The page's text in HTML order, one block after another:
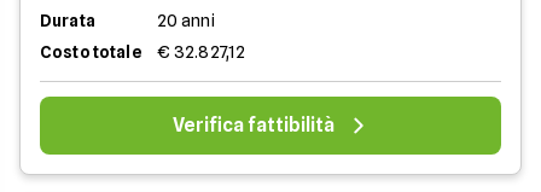
Durata
20 anni
Costo totale
€ 32.827,12
Verifica fattibilità